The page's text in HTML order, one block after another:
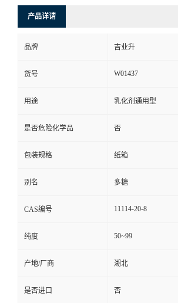
产品详请
品牌 吉业升
货号 W01437
用途 乳化剂通用型
是否危险化学品 否
包装规格 纸箱
别名 多糖
CAS编号 11114-20-8
纯度 50~99
产地/厂商 湖北
是否进口 否